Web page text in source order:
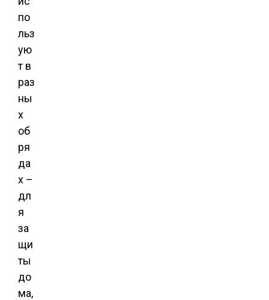
по
льз
ую
т в
раз
ны
х
об
ря
да
х –
дл
я
за
щи
ты
до
ма,